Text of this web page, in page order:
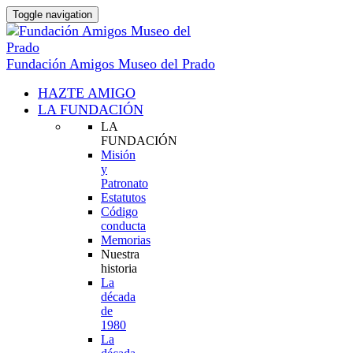
Toggle navigation
Fundación Amigos Museo del Prado
HAZTE AMIGO
LA FUNDACIÓN
LA
FUNDACIÓN
Misión
y
Patronato
Estatutos
Código
conducta
Memorias
Nuestra
historia
La
década
de
1980
La